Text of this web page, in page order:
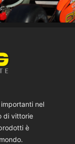
nel
di vittorie
è